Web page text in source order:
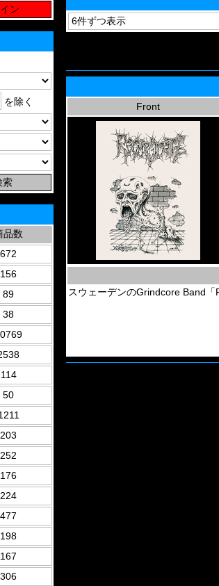
を除く
品数
672
156
89
38
114
50
203
252
176
224
477
198
167
306
Front
スウェーデンのGrindcore Band「